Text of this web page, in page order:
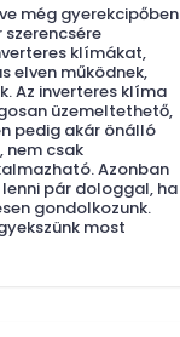
még gyerekcipőben
klímákat,
elven működnek,
Az inverteres klíma
üzemeltethető,
pedig akár önálló
nem csak
Azonban
pár dologgal, ha
gondolkozunk.
most